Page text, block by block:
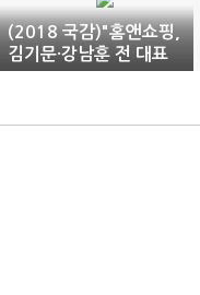
(2018 국감)"홈앤쇼핑,
김기문·강남훈 전 대표
배임행위 발견하고도 고